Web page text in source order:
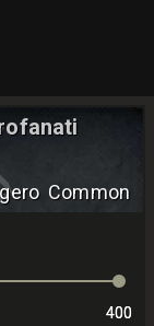
Common
400
400